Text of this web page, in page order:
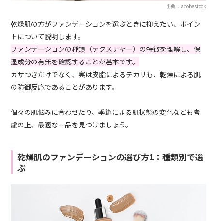
出典：adobestock
乾燥肌の方がファンデーションを選ぶときに抑えたい、ポイン
トについて説明します。
ファンデーションの種類（テクスチャー）の特徴を理解し、保
湿成分の有無を確認することが基本です。
カサつきだけでなく、実は皮脂によるテカリも、乾燥による肌
の防御反応であることがあります。
個々の肌悩みに合わせたり、季節による肌状態の変化なども考
慮の上、最適な一品を見つけましょう。
乾燥肌のファンデーションの選び方1：種類別で選
ぶ